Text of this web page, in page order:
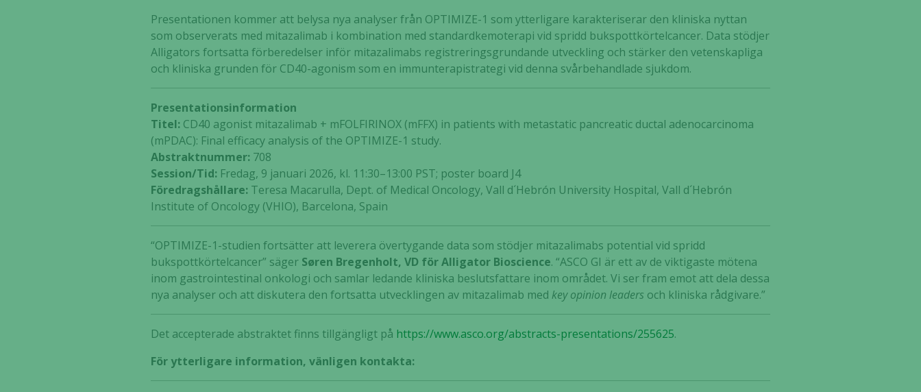
Presentationen kommer att belysa nya analyser från OPTIMIZE-1 som ytterligare karakteriserar den kliniska nyttan
som observerats med mitazalimab i kombination med standardkemoterapi vid spridd bukspottkörtelcancer. Data stödjer
Alligators fortsatta förberedelser inför mitazalimabs registreringsgrundande utveckling och stärker den vetenskapliga
och kliniska grunden för CD40-agonism som en immunterapistrategi vid denna svårbehandlade sjukdom.
Presentationsinformation
Titel: CD40 agonist mitazalimab + mFOLFIRINOX (mFFX) in patients with metastatic pancreatic ductal adenocarcinoma
(mPDAC): Final efficacy analysis of the OPTIMIZE-1 study.
Abstraktnummer: 708
Session/Tid: Fredag, 9 januari 2026, kl. 11:30–13:00 PST; poster board J4
Föredragshållare: Teresa Macarulla, Dept. of Medical Oncology, Vall d´Hebrón University Hospital, Vall d´Hebrón
Institute of Oncology (VHIO), Barcelona, Spain
“OPTIMIZE-1-studien fortsätter att leverera övertygande data som stödjer mitazalimabs potential vid spridd
bukspottkörtelcancer” säger Søren Bregenholt, VD för Alligator Bioscience. “ASCO GI är ett av de viktigaste mötena
inom gastrointestinal onkologi och samlar ledande kliniska beslutsfattare inom området. Vi ser fram emot att dela dessa
nya analyser och att diskutera den fortsatta utvecklingen av mitazalimab medkey opinion leaders och kliniska rådgivare.”
Det accepterade abstraktet finns tillgängligt på https://www.asco.org/abstracts-presentations/255625.
För ytterligare information, vänligen kontakta: